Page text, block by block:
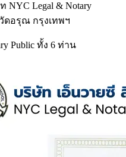
NYC Legal & Notary
ดอรุณ กรุงเทพฯ
Public ทั้ง 6 ท่าน